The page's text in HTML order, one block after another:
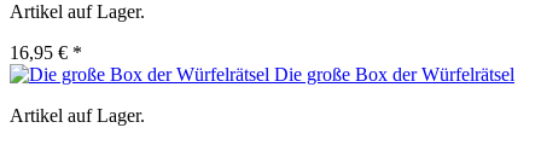
Artikel auf Lager.
16,95 € *
Die große Box der Würfelrätsel
Artikel auf Lager.